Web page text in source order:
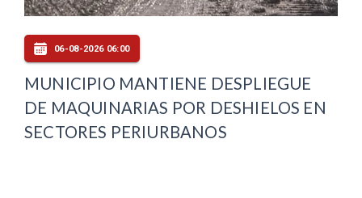
06-08-2026 06:00
MUNICIPIO MANTIENE DESPLIEGUE
DE MAQUINARIAS POR DESHIELOS EN
SECTORES PERIURBANOS